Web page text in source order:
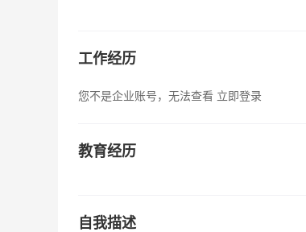
工作经历
您不是企业账号，无法查看 立即登录
教育经历
自我描述